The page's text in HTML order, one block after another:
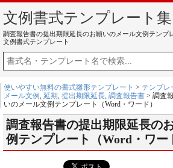
文例書式テンプレート集
調査報告書の提出期限延長のお願いのメール文例テンプ
文例書式テンプレート
使いやすい無料の書式雛形テンプレート > テンプレ
メール文例, 延期, 提出期限延長, 調査報告書 > 調査
いのメール文例テンプレート（Word・ワード）
調査報告書の提出期限延長の
例テンプレート（Word・ワー